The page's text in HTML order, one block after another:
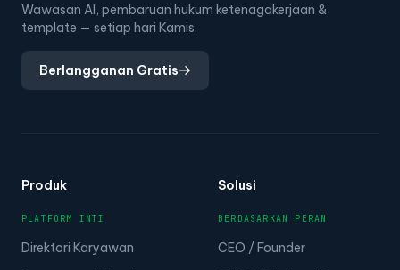
Wawasan AI, pembaruan hukum ketenagakerjaan &
template — setiap hari Kamis.
Berlangganan Gratis
Produk
PLATFORM INTI
Direktori Karyawan
Solusi
BERDASARKAN PERAN
CEO / Founder